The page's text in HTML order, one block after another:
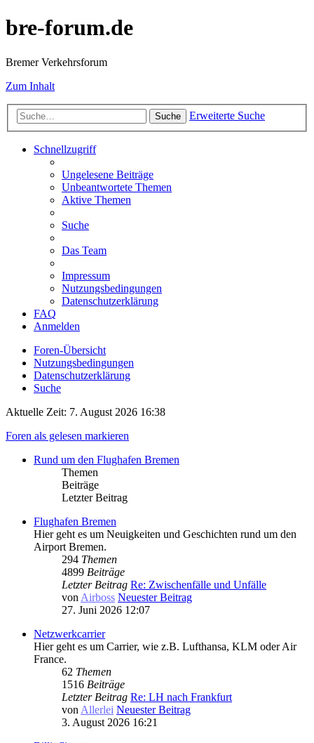
bre-forum.de
Bremer Verkehrsforum
Zum Inhalt
Suche Erweiterte Suche
Schnellzugriff
Ungelesene Beiträge
Unbeantwortete Themen
Aktive Themen
Suche
Das Team
Impressum
Nutzungsbedingungen
Datenschutzerklärung
FAQ
Anmelden
Foren-Übersicht
Nutzungsbedingungen
Datenschutzerklärung
Suche
Aktuelle Zeit: 7. August 2026 16:38
Foren als gelesen markieren
Rund um den Flughafen Bremen
Themen
Beiträge
Letzter Beitrag
Flughafen Bremen
Hier geht es um Neuigkeiten und Geschichten rund um den
Airport Bremen.
294 Themen
4899 Beiträge
Letzter Beitrag Re: Zwischenfälle und Unfälle
vonAirboss Neuester Beitrag
27. Juni 2026 12:07
Netzwerkcarrier
Hier geht es um Carrier, wie z.B. Lufthansa, KLM oder Air
France.
62 Themen
1516 Beiträge
Letzter Beitrag Re: LH nach Frankfurt
vonAllerlei Neuester Beitrag
3. August 2026 16:21